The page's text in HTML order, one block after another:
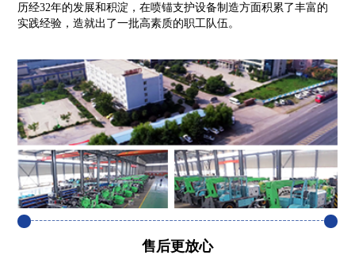
历经32年的发展和积淀，在喷锚支护设备制造方面积累了丰富的
实践经验，造就出了一批高素质的职工队伍。
售后更放心